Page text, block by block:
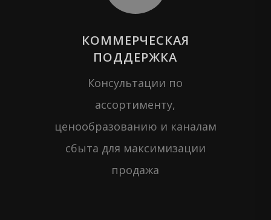
КОММЕРЧЕСКАЯ
ПОДДЕРЖКА
Консультации по
ассортименту,
ценообразованию и каналам
сбыта для максимизации
продажа